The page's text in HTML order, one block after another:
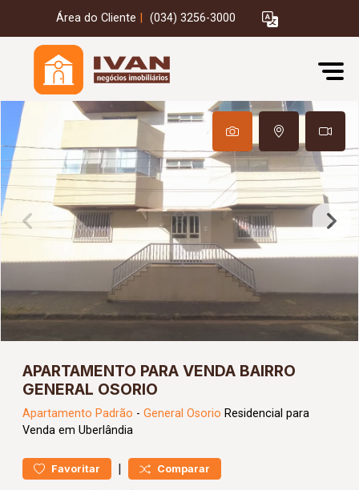
Área do Cliente (034) 3256-3000
APARTAMENTO PARA VENDA BAIRRO
GENERAL OSORIO
Apartamento Padrão - General Osorio Residencial para
Venda em Uberlândia
Favoritar | Comparar